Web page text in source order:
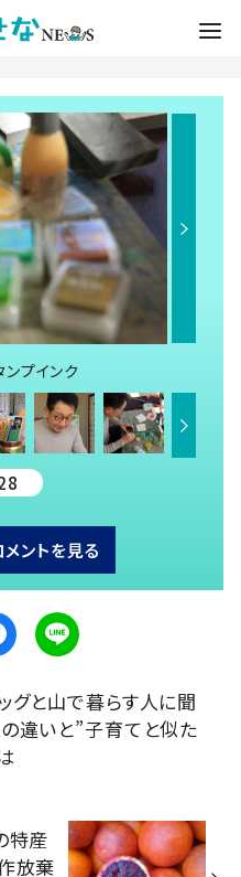
プインク
ントを見る
グと山で暮らす人に聞
違いと”子育てと似た
特産
放棄